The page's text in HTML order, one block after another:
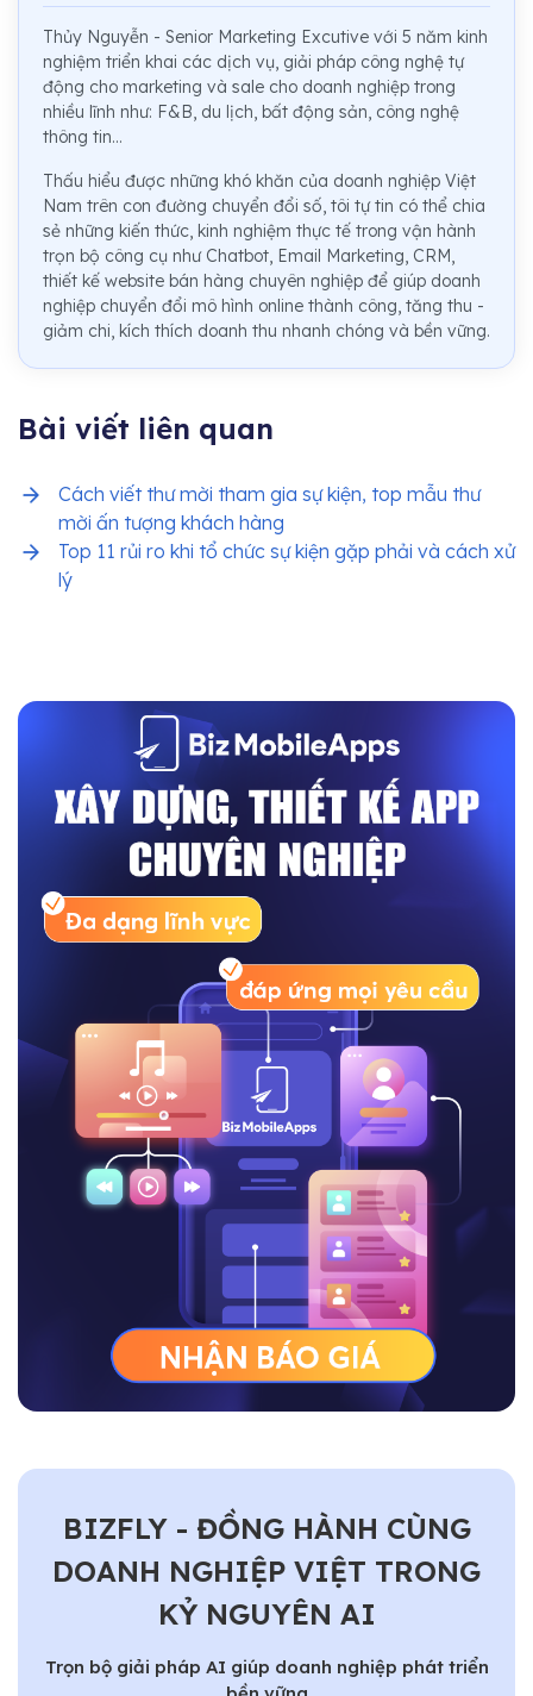
Thủy Nguyễn - Senior Marketing Excutive với 5 năm kinh
nghiệm triển khai các dịch vụ, giải pháp công nghệ tự
động cho marketing và sale cho doanh nghiệp trong
nhiều lĩnh như: F&B, du lịch, bất động sản, công nghệ
thông tin...
Thấu hiểu được những khó khăn của doanh nghiệp Việt
Nam trên con đường chuyển đổi số, tôi tự tin có thể chia
sẻ những kiến thức, kinh nghiệm thực tế trong vận hành
trọn bộ công cụ như Chatbot, Email Marketing, CRM,
thiết kế website bán hàng chuyên nghiệp để giúp doanh
nghiệp chuyển đổi mô hình online thành công, tăng thu -
giảm chi, kích thích doanh thu nhanh chóng và bền vững.
Bài viết liên quan
Cách viết thư mời tham gia sự kiện, top mẫu thư
mời ấn tượng khách hàng
Top 11 rủi ro khi tổ chức sự kiện gặp phải và cách xử
lý
BIZFLY - ĐỒNG HÀNH CÙNG
DOANH NGHIỆP VIỆT TRONG
KỶ NGUYÊN AI
Trọn bộ giải pháp AI giúp doanh nghiệp phát triển